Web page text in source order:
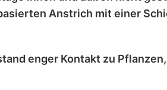
Anstrich mit einer
enger Kontakt zu